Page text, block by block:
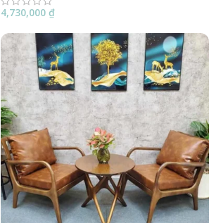
4,730,000 ₫